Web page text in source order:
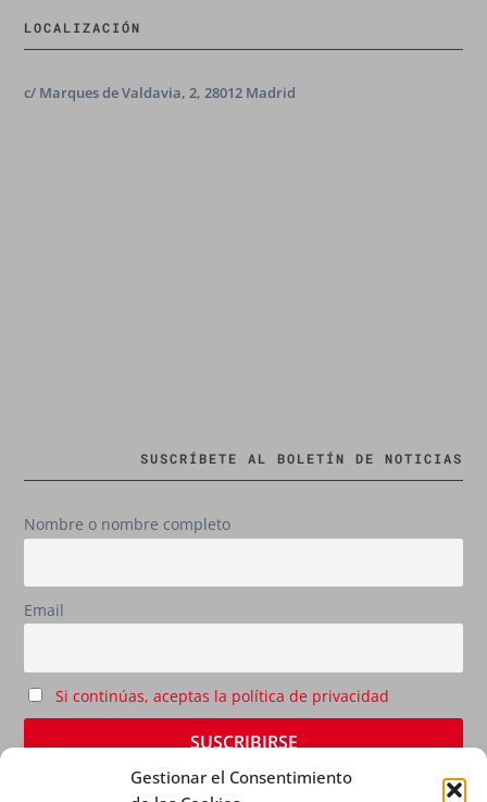
Gestionar el Consentimiento
LOCALIZACIÓN
c/ Marques de Valdavia, 2, 28012 Madrid
SUSCRÍBETE AL BOLETÍN DE NOTICIAS
Nombre o nombre completo
Email
Si continúas, aceptas la política de privacidad